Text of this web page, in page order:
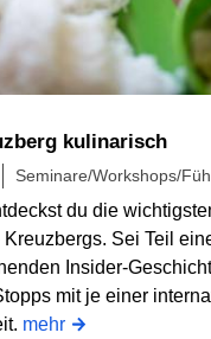
kulinarisch
Seminare/Workshops/
du die
Sei Teil
Insider-
mit je einer
mehr